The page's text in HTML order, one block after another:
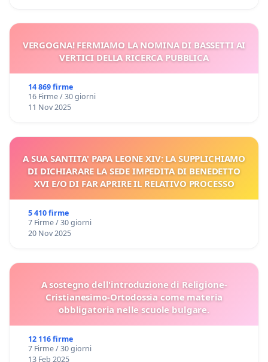
VERGOGNA! FERMIAMO LA NOMINA DI BASSETTI AI
VERTICI DELLA RICERCA PUBBLICA
14 869 firme
16 Firme / 30 giorni
11 Nov 2025
A SUA SANTITA' PAPA LEONE XIV: LA SUPPLICHIAMO
DI DICHIARARE LA SEDE IMPEDITA DI BENEDETTO
XVI E/O DI FAR APRIRE IL RELATIVO PROCESSO
5 410 firme
7 Firme / 30 giorni
20 Nov 2025
A sostegno dell'introduzione di Religione-
Cristianesimo-Ortodossia come materia
obbligatoria nelle scuole bulgare.
12 116 firme
7 Firme / 30 giorni
13 Feb 2025